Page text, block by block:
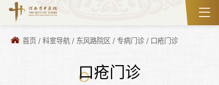
首页 /科室导航 / 东风路院区 /专病门诊 / 口疮门诊
口疮门诊